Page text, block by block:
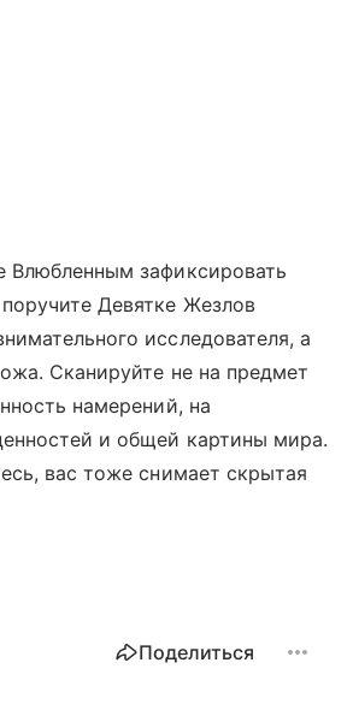
Влюбленным зафиксировать
Девятке Жезлов
исследователя, а
Сканируйте не на предмет
намерений, на
и общей картины мира.
вас тоже снимает скрытая
Поделиться